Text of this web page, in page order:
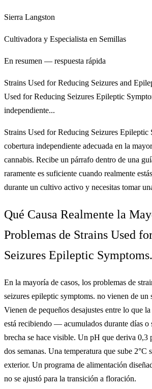
Sierra Langston
Cultivadora y Especialista en Semillas
En resumen — respuesta rápida
Strains Used for Reducing Seizures and
Used for Reducing Seizures Epileptic
independiente...
Strains Used for Reducing Seizures Epileptic
cobertura independiente adecuada en la
cannabis. Recibe un párrafo dentro de una
raramente es suficiente cuando realmente
durante un cultivo activo y necesitas tomar
Qué Causa Realmente la
Problemas de Strains Used
Seizures Epileptic Symptoms.
En la mayoría de casos, los problemas de
seizures epileptic symptoms. no vienen de un
Vienen de pequeños desajustes entre lo que
está recibiendo — acumulados durante días o
brecha se hace visible. Un pH que deriva 0,3
dos semanas. Una temperatura que sube 2°C
exterior. Un programa de alimentación
no se ajustó para la transición a floración.